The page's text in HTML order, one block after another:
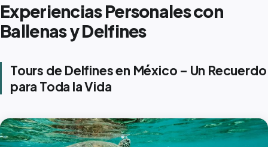
Experiencias Personales con
Ballenas y Delfines
Tours de Delfines en México – Un Recuerdo
para Toda la Vida